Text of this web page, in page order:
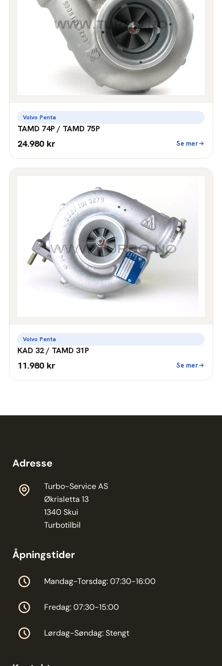
Volvo Penta
TAMD 74P / TAMD 75P
24.980 kr Se mer
Volvo Penta
KAD 32 / TAMD 31P
11.980 kr Se mer
Adresse
Turbo-Service AS
Økrisletta 13
1340 Skui
Turbotilbil
Åpningstider
Mandag-Torsdag: 07:30-16:00
Fredag: 07:30-15:00
Lørdag-Søndag: Stengt